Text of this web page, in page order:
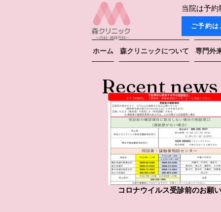
当院は予約
ご予約は
ホーム 森クリニックについて 専門外
Recent news
コロナウイルス受診前のお願い